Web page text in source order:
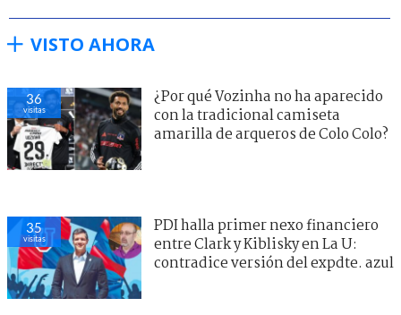
VISTO AHORA
36
visitas
¿Por qué Vozinha no ha aparecido
con la tradicional camiseta
amarilla de arqueros de Colo Colo?
35
visitas
PDI halla primer nexo financiero
entre Clark y Kiblisky en La U:
contradice versión del expdte. azul